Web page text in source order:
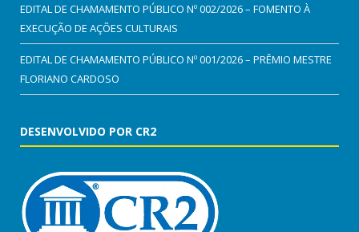
EDITAL DE CHAMAMENTO PÚBLICO Nº 002/2026 – FOMENTO À
EXECUÇÃO DE AÇÕES CULTURAIS
EDITAL DE CHAMAMENTO PÚBLICO Nº 001/2026 – PRÊMIO MESTRE
FLORIANO CARDOSO
DESENVOLVIDO POR CR2